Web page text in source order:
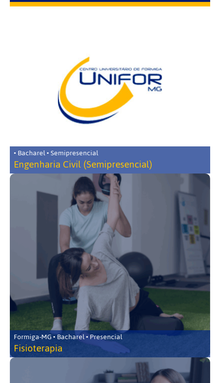
• Bacharel • Semipresencial
Engenharia Civil (Semipresencial)
Formiga-MG • Bacharel • Presencial
Fisioterapia